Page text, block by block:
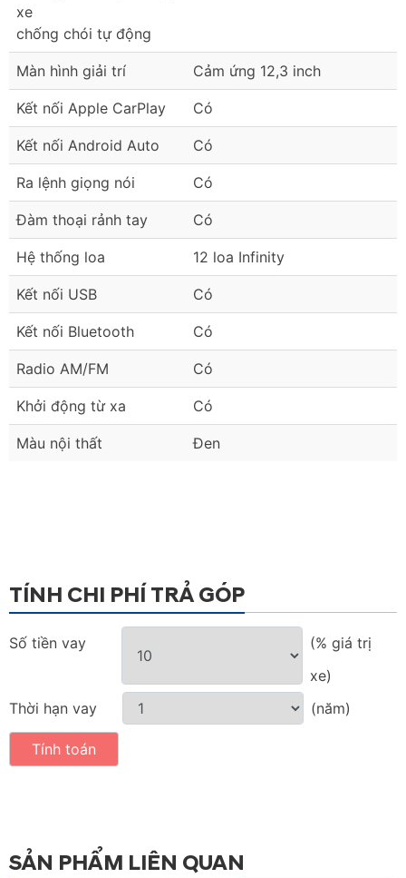
xe
chống chói tự động
Màn hình giải trí Cảm ứng 12,3 inch
Kết nối Apple CarPlay Có
Kết nối Android Auto Có
Ra lệnh giọng nói Có
Đàm thoại rảnh tay Có
Hệ thống loa 12 loa Infinity
Kết nối USB Có
Kết nối Bluetooth Có
Radio AM/FM Có
Khởi động từ xa Có
Màu nội thất Đen
TÍNH CHI PHÍ TRẢ GÓP
Số tiền vay
(% giá trị
xe)
Thời hạn vay
(năm)
Tính toán
SẢN PHẨM LIÊN QUAN